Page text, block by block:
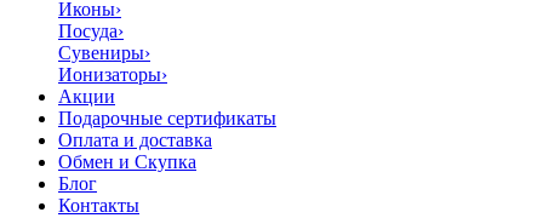
Иконы›
Посуда›
Сувениры›
Ионизаторы›
Акции
Подарочные сертификаты
Оплата и доставка
Обмен и Скупка
Блог
Контакты